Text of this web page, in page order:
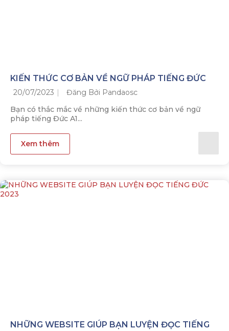
KIẾN THỨC CƠ BẢN VỀ NGỮ PHÁP TIẾNG ĐỨC
20/07/2023
Đăng Bởi Pandaosc
Bạn có thắc mắc về những kiến thức cơ bản về ngữ
pháp tiếng Đức A1...
Xem thêm
NHỮNG WEBSITE GIÚP BẠN LUYỆN ĐỌC TIẾNG